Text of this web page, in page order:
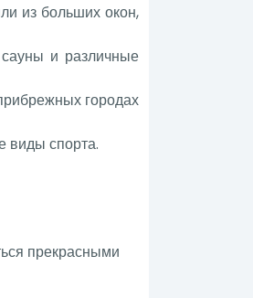
из больших окон,
и различные
городах
виды спорта.
прекрасными